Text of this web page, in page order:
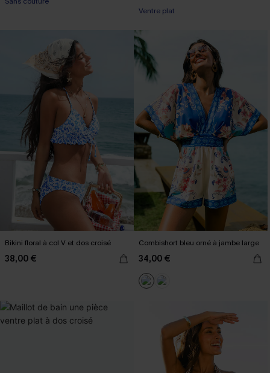
Ventre plat
Bikini floral à col V et dos croisé
38,00 €
Combishort bleu orné à jambe large
34,00 €